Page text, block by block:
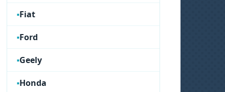
Fiat
Ford
Geely
Honda